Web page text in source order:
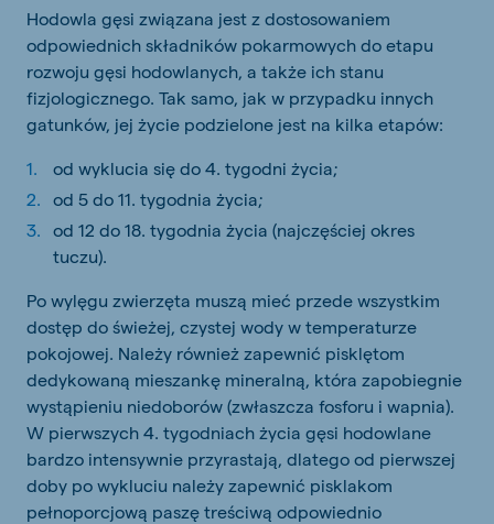
Hodowla gęsi związana jest z dostosowaniem
odpowiednich składników pokarmowych do etapu
rozwoju gęsi hodowlanych, a także ich stanu
fizjologicznego. Tak samo, jak w przypadku innych
gatunków, jej życie podzielone jest na kilka etapów:
od wyklucia się do 4. tygodni życia;
od 5 do 11. tygodnia życia;
od 12 do 18. tygodnia życia (najczęściej okres
tuczu).
Po wylęgu zwierzęta muszą mieć przede wszystkim
dostęp do świeżej, czystej wody w temperaturze
pokojowej. Należy również zapewnić pisklętom
dedykowaną mieszankę mineralną, która zapobiegnie
wystąpieniu niedoborów (zwłaszcza fosforu i wapnia).
W pierwszych 4. tygodniach życia gęsi hodowlane
bardzo intensywnie przyrastają, dlatego od pierwszej
doby po wykluciu należy zapewnić pisklakom
pełnoporcjową paszę treściwą odpowiednio